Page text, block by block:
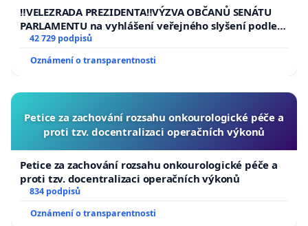
republiky
‼️VELEZRADA PREZIDENTA‼️VÝZVA OBČANŮ SENÁTU
PARLAMENTU na vyhlášení veřejného slyšení podle §
144 jednacího řádu Senátu k návrhu na přijetí
usnesení k podání ústavní žaloby na prezidenta
republiky
42 729 podpisů
Oznámení o transparentnosti
Petice za zachování rozsahu onkourologické péče a
proti tzv. docentralizaci operačních výkonů
Petice za zachování rozsahu onkourologické péče a
proti tzv. docentralizaci operačních výkonů
834 podpisů
Oznámení o transparentnosti